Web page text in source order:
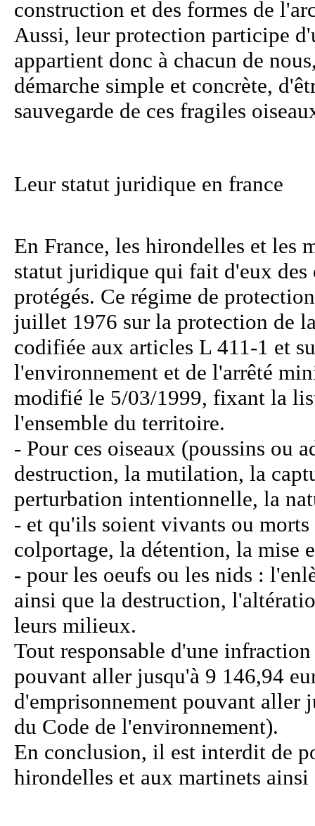
construction et des formes de
Aussi, leur protection participe
appartient donc à chacun de
démarche simple et concrète,
sauvegarde de ces fragiles
Leur statut juridique en france
En France, les hirondelles et les
statut juridique qui fait d'eux des
protégés. Ce régime de
juillet 1976 sur la protection de
codifiée aux articles L 411-1 et
l'environnement et de l'arrêté
modifié le 5/03/1999, fixant la
l'ensemble du territoire.
- Pour ces oiseaux (poussins ou
destruction, la mutilation, la
perturbation intentionnelle, la
- et qu'ils soient vivants ou
colportage, la détention, la mise
- pour les oeufs ou les nids :
ainsi que la destruction,
leurs milieux.
Tout responsable d'une infraction
pouvant aller jusqu'à 9 146,94
d'emprisonnement pouvant aller
du Code de l'environnement).
En conclusion, il est interdit de
hirondelles et aux martinets